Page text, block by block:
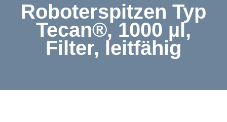
Roboterspitzen Typ
Tecan®, 1000 µl,
Filter, leitfähig